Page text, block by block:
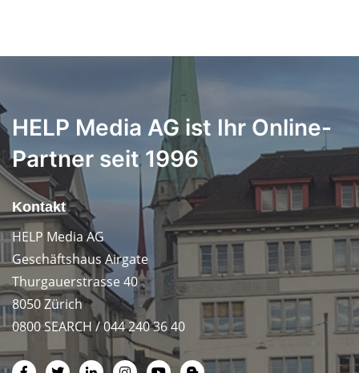
HELP Media AG ist Ihr Online-
Partner seit 1996
Kontakt
HELP Media AG
Geschäftshaus Airgate
Thurgauerstrasse 40
8050 Zürich
0800 SEARCH / 044 240 36 40